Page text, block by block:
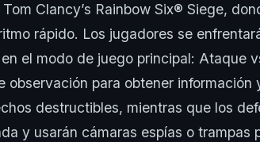
Clancy’s Rainbow Six® Siege,
rápido. Los jugadores se
el modo de juego principal: Ataque
observación para obtener información
destructibles, mientras que los
y usarán cámaras espías o trampas